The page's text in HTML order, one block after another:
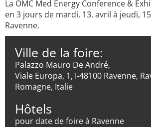
La OMC Med Energy Conference &
en 3 jours de mardi, 13. avril à jeudi,
Ravenne.
Ville de la foire:
Palazzo Mauro De André,
Viale Europa, 1, I-48100 Ravenne,
Romagne, Italie
Hôtels
pour date de foire à Ravenne